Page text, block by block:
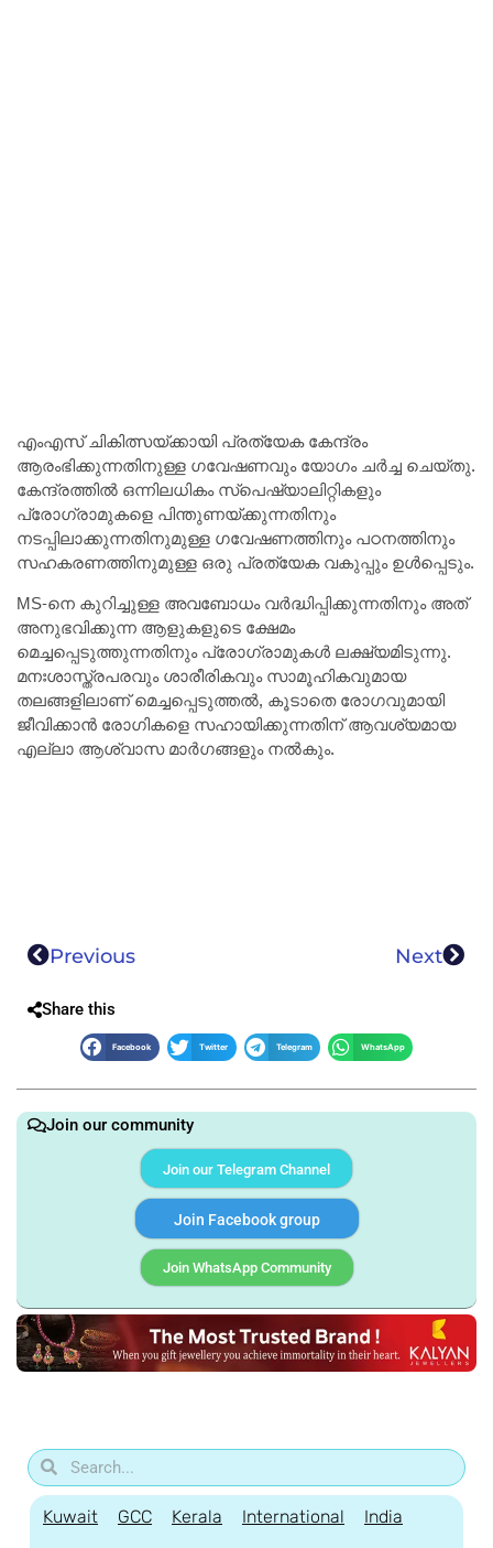
എംഎസ് ചികിത്സയ്ക്കായി പ്രത്യേക കേന്ദ്രം
ആരംഭിക്കുന്നതിനുള്ള ഗവേഷണവും യോഗം ചർച്ച ചെയ്തു.
കേന്ദ്രത്തിൽ ഒന്നിലധികം സ്പെഷ്യാലിറ്റികളും
പ്രോഗ്രാമുകളെ പിന്തുണയ്ക്കുന്നതിനും
നടപ്പിലാക്കുന്നതിനുമുള്ള ഗവേഷണത്തിനും പഠനത്തിനും
സഹകരണത്തിനുമുള്ള ഒരു പ്രത്യേക വകുപ്പും ഉൾപ്പെടും.
MS-നെ കുറിച്ചുള്ള അവബോധം വർദ്ധിപ്പിക്കുന്നതിനും അത്
അനുഭവിക്കുന്ന ആളുകളുടെ ക്ഷേമം
മെച്ചപ്പെടുത്തുന്നതിനും പ്രോഗ്രാമുകൾ ലക്ഷ്യമിടുന്നു.
മനഃശാസ്ത്രപരവും ശാരീരികവും സാമൂഹികവുമായ
തലങ്ങളിലാണ് മെച്ചപ്പെടുത്തൽ, കൂടാതെ രോഗവുമായി
ജീവിക്കാൻ രോഗികളെ സഹായിക്കുന്നതിന് ആവശ്യമായ
എല്ലാ ആശ്വാസ മാർഗങ്ങളും നൽകും.
Previous Next
Share this
Facebook Twitter Telegram WhatsApp
Join our community
Join our Telegram Channel
Join Facebook group
Join WhatsApp Community
Kuwait GCC Kerala International India